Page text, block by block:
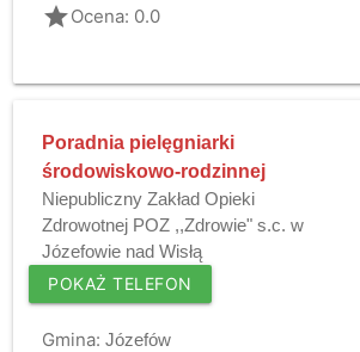
gradeOcena: 0.0
Poradnia pielęgniarki
środowiskowo-rodzinnej
Niepubliczny Zakład Opieki
Zdrowotnej POZ ,,Zdrowie" s.c. w
Józefowie nad Wisłą
POKAŻ TELEFON
Gmina: Józefów